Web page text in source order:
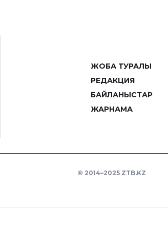
ЖОБА ТУРАЛЫ
РЕДАКЦИЯ
БАЙЛАНЫСТАР
ЖАРНАМА
© 2014–2025 ZTB.KZ